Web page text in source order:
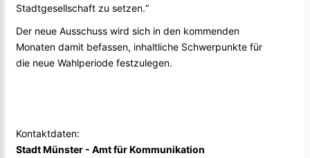
Stadtgesellschaft zu setzen.“
Der neue Ausschuss wird sich in den kommenden
Monaten damit befassen, inhaltliche Schwerpunkte für
die neue Wahlperiode festzulegen.
Kontaktdaten:
Stadt Münster - Amt für Kommunikation